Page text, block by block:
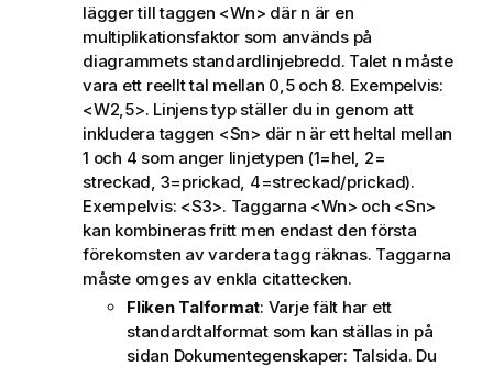
lägger till taggen <Wn> där n är en
multiplikationsfaktor som används på
diagrammets standardlinjebredd. Talet n måste
vara ett reellt tal mellan 0,5 och 8. Exempelvis:
<W2,5>. Linjens typ ställer du in genom att
inkludera taggen <Sn> där n är ett heltal mellan
1 och 4 som anger linjetypen (1=hel, 2=
streckad, 3=prickad, 4=streckad/prickad).
Exempelvis: <S3>. Taggarna <Wn> och <Sn>
kan kombineras fritt men endast den första
förekomsten av vardera tagg räknas. Taggarna
måste omges av enkla citattecken.
Fliken Talformat: Varje fält har ett
standardtalformat som kan ställas in på
sidan Dokumentegenskaper: Talsida. Du